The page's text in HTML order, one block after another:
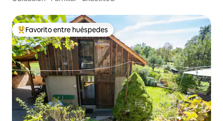
Favorito entre huéspedes preferido
Favorito entre huéspedes